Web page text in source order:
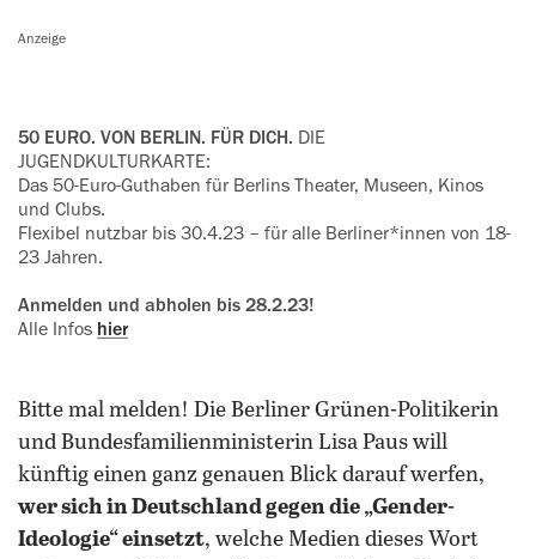
Anzeige
50 EURO. VON BERLIN. FÜR DICH. DIE
JUGENDKULTURKARTE:
Das 50-Euro-Guthaben für Berlins Theater, Museen, Kinos
und Clubs.
Flexibel nutzbar bis 30.4.23 – für alle Berliner*innen von 18-
23 Jahren.
Anmelden und abholen bis 28.2.23!
Alle Infos hier
Bitte mal melden! Die Berliner Grünen-Politikerin
und Bundesfamilienministerin Lisa Paus will
künftig einen ganz genauen Blick darauf werfen,
wer sich in Deutschland gegen die „Gender-
Ideologie“ einsetzt, welche Medien dieses Wort